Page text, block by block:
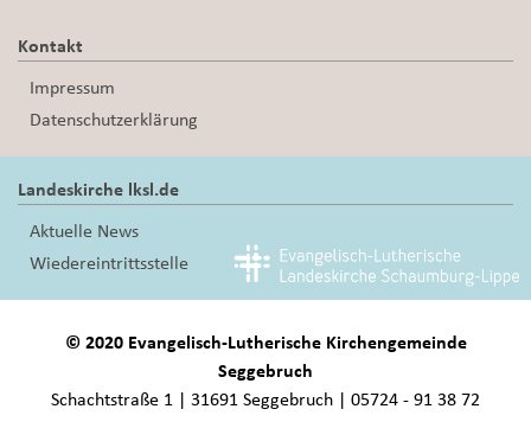
Kontakt
Impressum
Datenschutzerklärung
Landeskirche lksl.de
Aktuelle News
Wiedereintrittsstelle
© 2020 Evangelisch-Lutherische Kirchengemeinde
Seggebruch
Schachtstraße 1 | 31691 Seggebruch | 05724 - 91 38 72